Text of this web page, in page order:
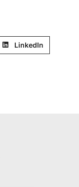
LinkedIn